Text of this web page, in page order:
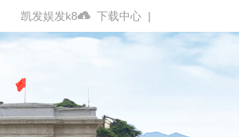
凯发娱发k8 下载中心 |